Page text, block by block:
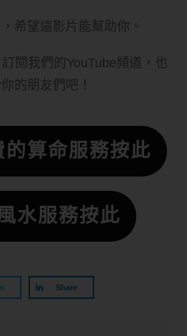
希望這影片能幫助你。
閱我們的YouTube頻道，也
的朋友們吧！
的算命服務按此
水服務按此
Share